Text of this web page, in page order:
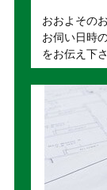
おおよその
お伺い日時
をお伝え下さ